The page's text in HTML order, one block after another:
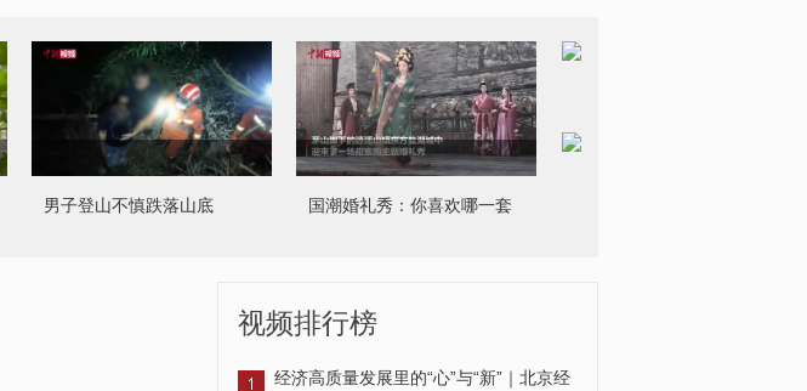
男子登山不慎跌落山底 国潮婚礼秀：你喜欢哪一套
视频排行榜
经济高质量发展里的“心”与“新”｜北京经